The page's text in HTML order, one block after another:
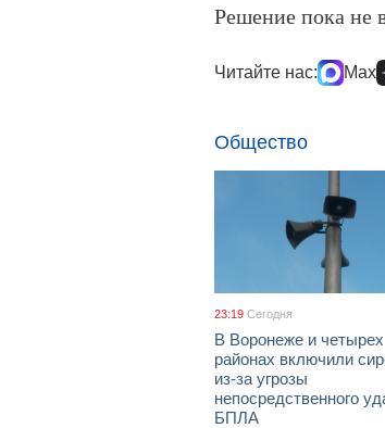
Решение пока не
Читайте нас: Max
Общество
23:19 Сегодня
В Воронеже и четырех
районах включили
из-за угрозы
непосредственного
БПЛА